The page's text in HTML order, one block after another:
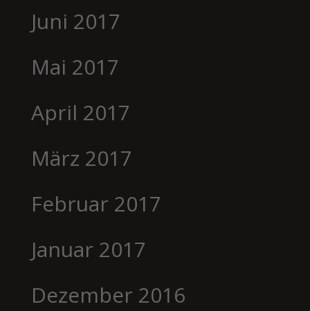
Juni 2017
Mai 2017
April 2017
März 2017
Februar 2017
Januar 2017
Dezember 2016